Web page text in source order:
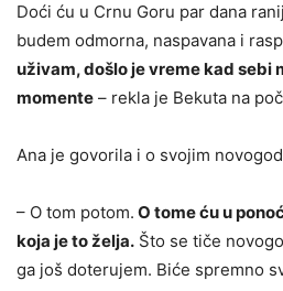
Doći ću u Crnu Goru par dana
budem odmorna, naspavana i
uživam, došlo je vreme kad sebi
momente – rekla je Bekuta na
Ana je govorila i o svojim
– O tom potom. O tome ću u
koja je to želja. Što se tiče
ga još doterujem. Biće spremno